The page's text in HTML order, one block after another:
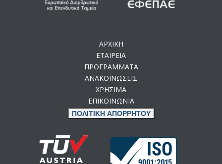
ΑΡΧΙΚΗ
ΕΤΑΙΡΕΙΑ
ΠΡΟΓΡΑΜΜΑΤΑ
ΑΝΑΚΟΙΝΩΣΕΙΣ
ΧΡΗΣΙΜΑ
ΕΠΙΚΟΙΝΩΝΙΑ
ΠΟΛΙΤΙΚΗ ΑΠΟΡΡΗΤΟΥ